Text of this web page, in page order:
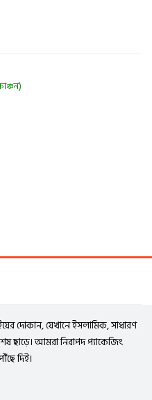
দোকান, যেখানে ইসলামিক, সাধারণ
ছাড়ে। আমরা নিরাপদ প্যাকেজিং
দিই।